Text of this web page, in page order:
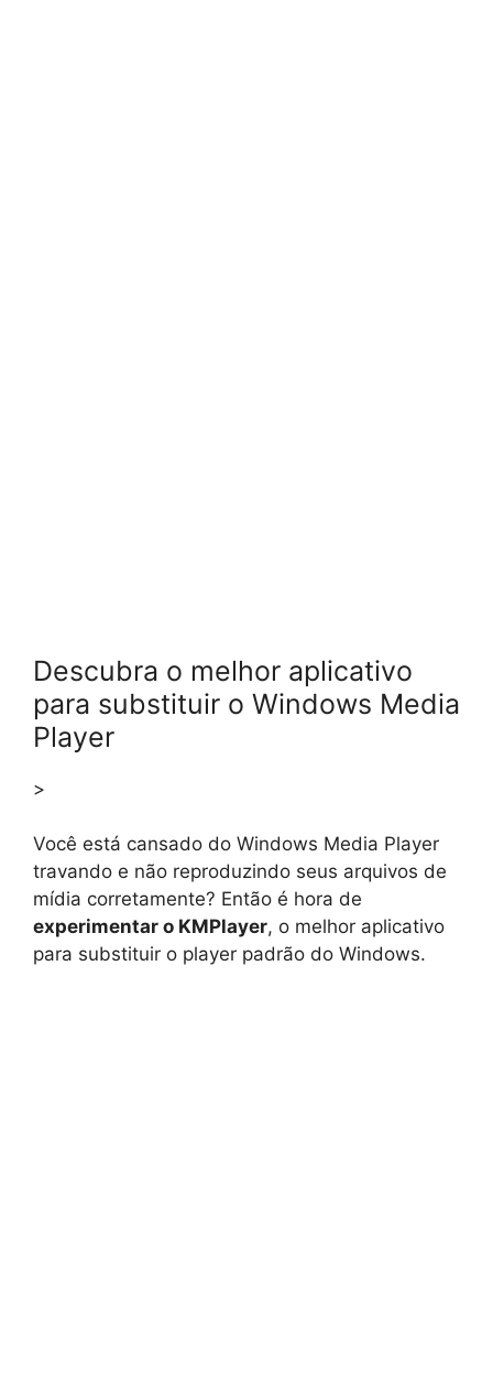
Descubra o melhor aplicativo
para substituir o Windows Media
Player
>
Você está cansado do Windows Media Player
travando e não reproduzindo seus arquivos de
mídia corretamente? Então é hora de
experimentar o KMPlayer, o melhor aplicativo
para substituir o player padrão do Windows.